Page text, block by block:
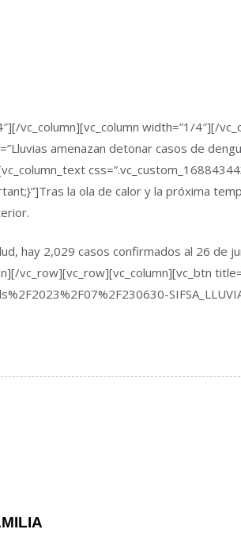
vc_column][vc_column width=”1/4″][/
amenazan detonar casos de
la ola de calor y la próxima
hay 2,029 casos confirmados al 26
vc_row][vc_row][vc_column][vc_btn